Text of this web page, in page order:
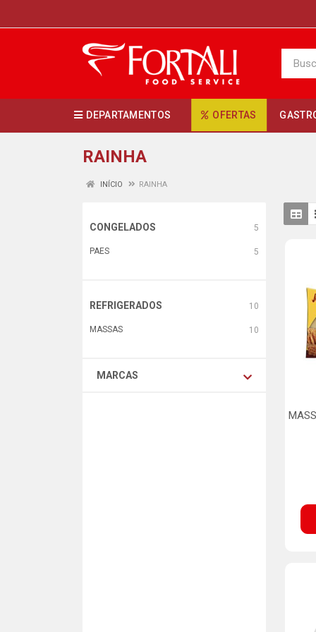
DEPARTAMENTOS OFERTAS
RAINHA
INÍCIO RAINHA
CONGELADOS 5
PAES 5
REFRIGERADOS 10
MASSAS 10
MARCAS